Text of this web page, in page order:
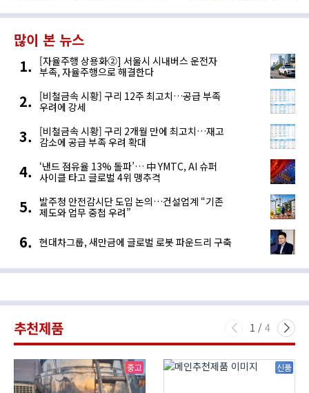
많이 본 뉴스
[자율주행 상용화②] 서울시 시내버스 운전자
부족, 자율주행으로 해결한다
[비철금속 시황] 구리 12주 최고치…공급 부족
우려에 강세
[비철금속 시황] 구리 2개월 만에 최고치…재고
감소에 공급 부족 우려 확대
‘낸드 점유율 13% 돌파’… 中 YMTC, AI 슈퍼
사이클 타고 글로벌 4위 맹추격
발주청 안전감시단 도입 논의…건설업계 “기존
제도와 업무 중첩 우려”
현대차그룹, 새만금에 글로벌 로봇 파운드리 구축
추천제품 1 / 4
중고 신품